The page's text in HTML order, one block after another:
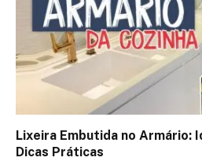
Lixeira Embutida no Armário:
Dicas Práticas